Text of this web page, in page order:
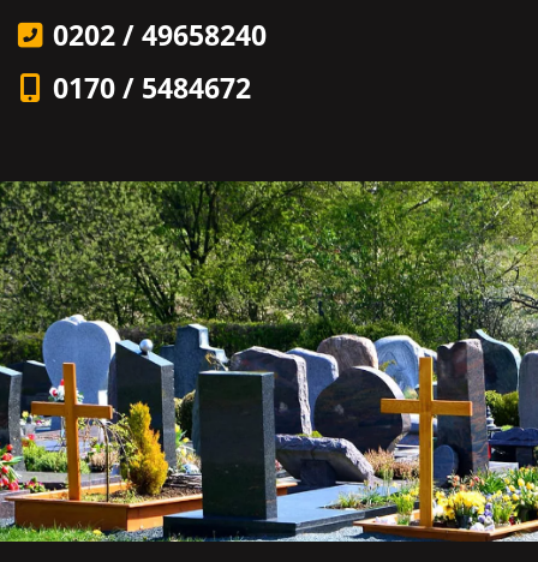
0202 / 49658240
0170 / 5484672